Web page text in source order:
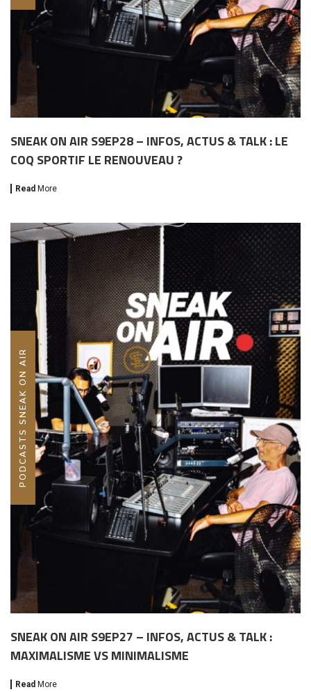
SNEAK ON AIR S9EP28 – INFOS, ACTUS & TALK : LE
COQ SPORTIF LE RENOUVEAU ?
Read More
PODCASTS SNEAK ON AIR
SNEAK ON AIR S9EP27 – INFOS, ACTUS & TALK :
MAXIMALISME VS MINIMALISME
Read More